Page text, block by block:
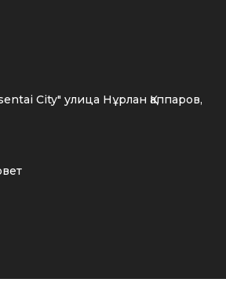
City" улица Нұрлан Қаппаров,